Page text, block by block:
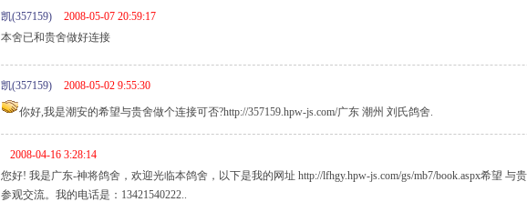
凯(357159)
2008-05-07 20:59:17
本舍已和贵舍做好连接
凯(357159) 2008-05-02 9:55:30
你好,我是潮安的希望与贵舍做个连接可否?http://357159.hpw-js.com/广东 潮州 刘氏鸽舍.
2008-04-16 3:28:14
您好! 我是广东-神将鸽舍，欢迎光临本鸽舍，以下是我的网址 http://lfhgy.hpw-js.com/gs/mb7/book.aspx希望 与
参观交流。我的电话是：13421540222..